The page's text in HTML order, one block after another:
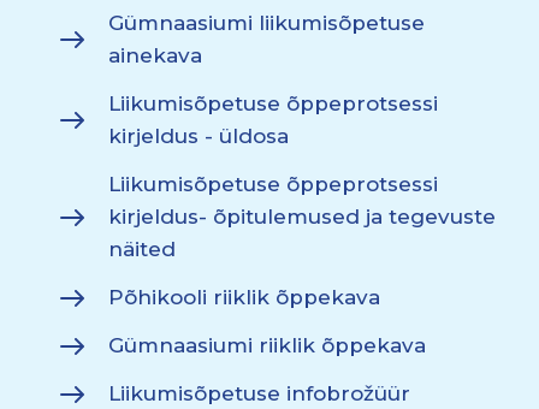
Gümnaasiumi liikumisõpetuse
ainekava
Liikumisõpetuse õppeprotsessi
kirjeldus - üldosa
Liikumisõpetuse õppeprotsessi
kirjeldus- õpitulemused ja tegevuste
näited
Põhikooli riiklik õppekava
Gümnaasiumi riiklik õppekava
Liikumisõpetuse infobrožüür